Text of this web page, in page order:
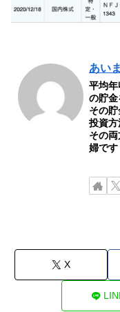
あい
平均
の貯
その
投資
その
婦です
X